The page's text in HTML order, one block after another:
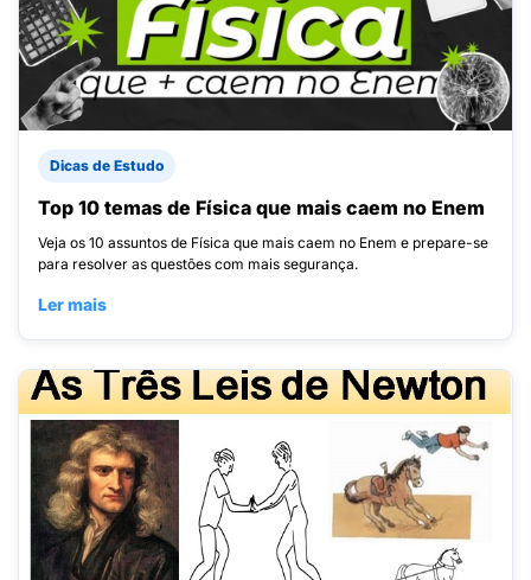
Dicas de Estudo
Top 10 temas de Física que mais caem no Enem
Veja os 10 assuntos de Física que mais caem no Enem e prepare-se
para resolver as questões com mais segurança.
Ler mais